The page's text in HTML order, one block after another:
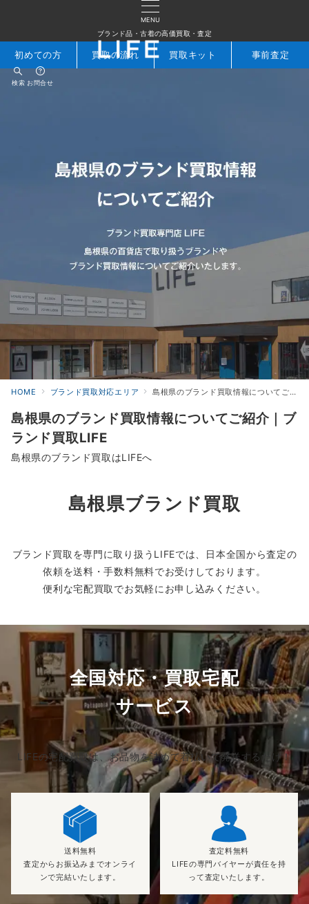
MENU
ブランド品・古着の高価買取・査定
検索 お問合せ
初めての方 買取の流れ 買取キット 事前査定
HOME ブランド買取対応エリア 島根県のブランド買取情報についてご紹介｜ブランド買取LIFE
島根県のブランド買取情報についてご紹介｜ブ
ランド買取LIFE
島根県のブランド買取はLIFEへ
島根県ブランド買取
ブランド買取を専門に取り扱うLIFEでは、日本全国から査定の
依頼を送料・手数料無料でお受けしております。
便利な宅配買取でお気軽にお申し込みください。
全国対応・買取宅配
サービス
LIFEの宅配買取は、お品物を詰めて着払いで発送するだけ！
送料無料
査定からお振込みまでオンライ
ンで完結いたします。
査定料無料
LIFEの専門バイヤーが責任を持
って査定いたします。